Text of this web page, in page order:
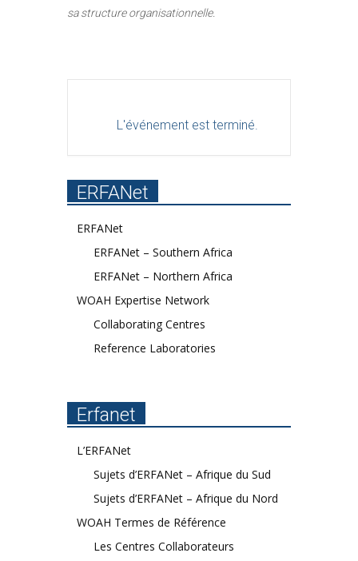
sa structure organisationnelle.
L'événement est terminé.
ERFANet
ERFANet
ERFANet – Southern Africa
ERFANet – Northern Africa
WOAH Expertise Network
Collaborating Centres
Reference Laboratories
Erfanet
L’ERFANet
Sujets d’ERFANet – Afrique du Sud
Sujets d’ERFANet – Afrique du Nord
WOAH Termes de Référence
Les Centres Collaborateurs